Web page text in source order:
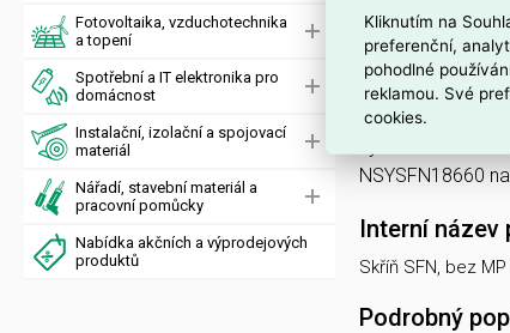
Fotovoltaika, vzduchotechnika
a topení
Spotřební a IT elektronika pro
domácnost
Instalační, izolační a spojovací
materiál
Nářadí, stavební materiál a
pracovní pomůcky
Nabídka akčních a výprodejových
produktů
Výška:
Volně stojící
Skříň SFN, bez
výrobce
NSYSFN18660
Interní název
Skříň SFN, bez
Podrobný
Kliknutím na
preferenční,
pohodlné
reklamou. Své
cookies.